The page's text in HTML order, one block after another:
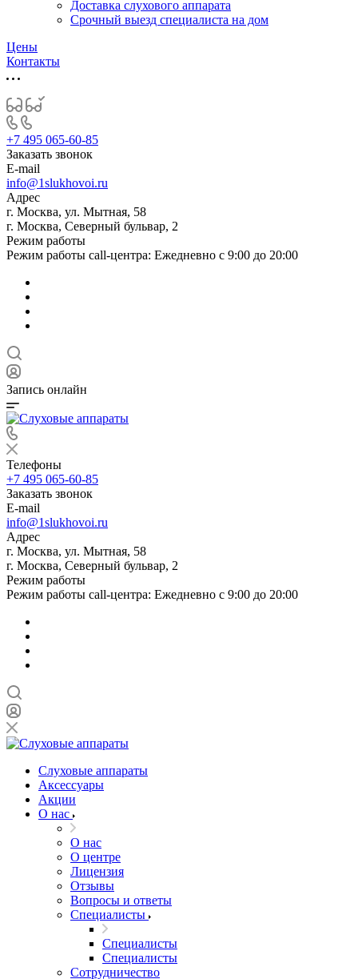
Доставка слухового аппарата
Срочный выезд специалиста на дом
Цены
Контакты
+7 495 065-60-85
Заказать звонок
E-mail
info@1slukhovoi.ru
Адрес
г. Москва, ул. Мытная, 58
г. Москва, Северный бульвар, 2
Режим работы
Режим работы call-центра: Ежедневно с 9:00 до 20:00
Запись онлайн
Телефоны
+7 495 065-60-85
Заказать звонок
E-mail
info@1slukhovoi.ru
Адрес
г. Москва, ул. Мытная, 58
г. Москва, Северный бульвар, 2
Режим работы
Режим работы call-центра: Ежедневно с 9:00 до 20:00
Слуховые аппараты
Аксессуары
Акции
О нас
О нас
О центре
Лицензия
Отзывы
Вопросы и ответы
Специалисты
Специалисты
Специалисты
Сотрудничество